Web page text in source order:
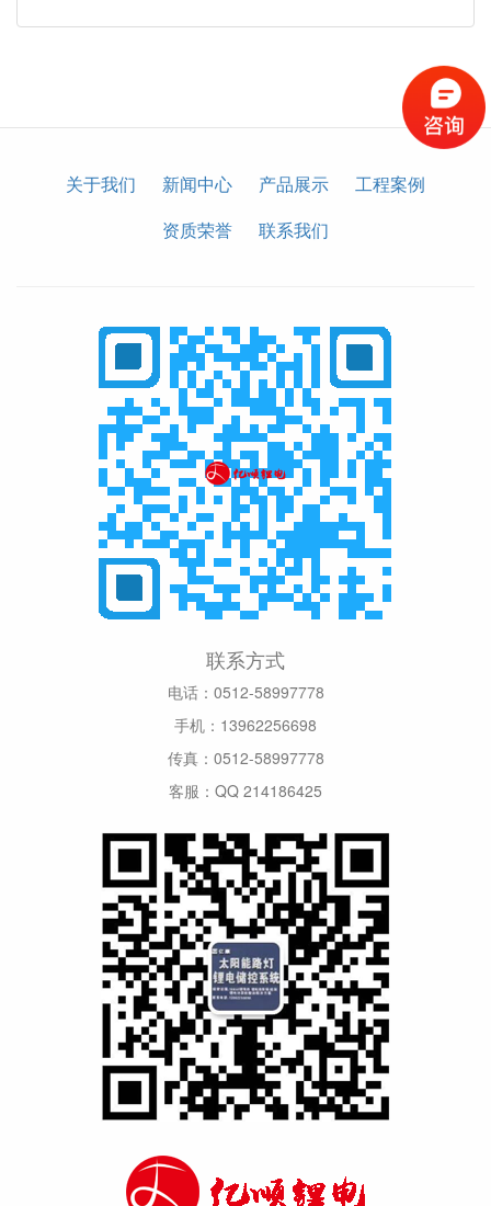
关于我们 新闻中心 产品展示
工程案例
资质荣誉
联系我们
联系方式
电话：0512-58997778
手机：13962256698
传真：0512-58997778
客服：QQ 214186425